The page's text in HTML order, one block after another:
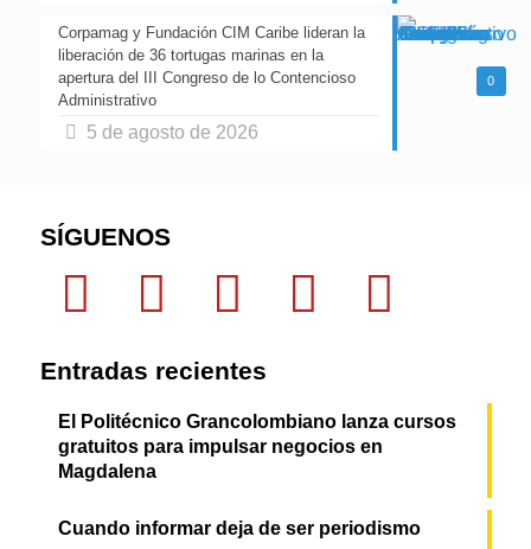
0
Corpamag y Fundación CIM Caribe lideran la
liberación de 36 tortugas marinas en la
apertura del III Congreso de lo Contencioso
Administrativo
5 de agosto de 2026
SÍGUENOS
Entradas recientes
El Politécnico Grancolombiano lanza cursos
gratuitos para impulsar negocios en
Magdalena
Cuando informar deja de ser periodismo